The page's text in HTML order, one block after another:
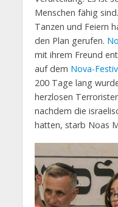
Menschen fähig
Tanzen und Feiern
den Plan gerufen.
mit ihrem Freund
auf dem Nova-
200 Tage lang
herzlosen
nachdem die
hatten, starb Noas